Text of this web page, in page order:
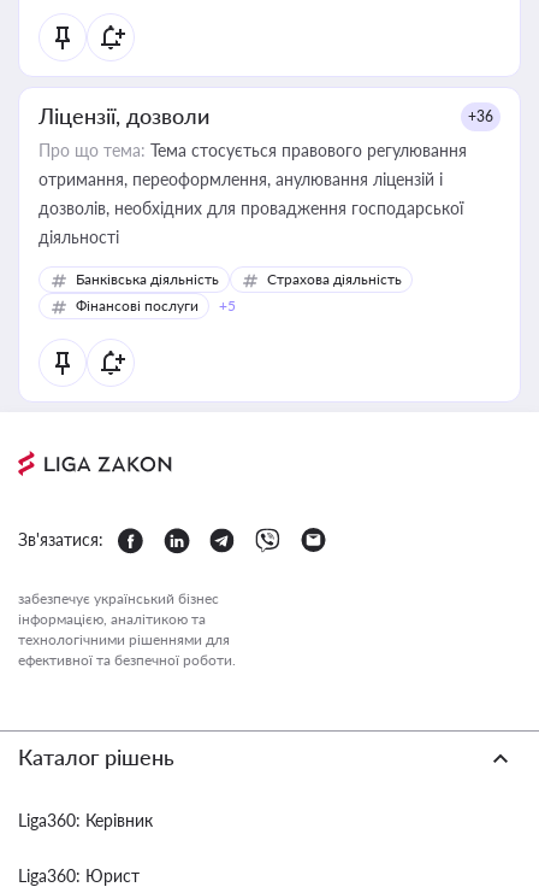
Ліцензії, дозволи +36
Про що тема: Тема стосується правового регулювання
отримання, переоформлення, анулювання ліцензій і
дозволів, необхідних для провадження господарської
діяльності
Банківська діяльність
Страхова діяльність
Фінансові послуги
+5
Зв'язатися:
забезпечує український бізнес
інформацією, аналітикою та
технологічними рішеннями для
ефективної та безпечної роботи.
Каталог рішень
Liga360: Керівник
Liga360: Юрист